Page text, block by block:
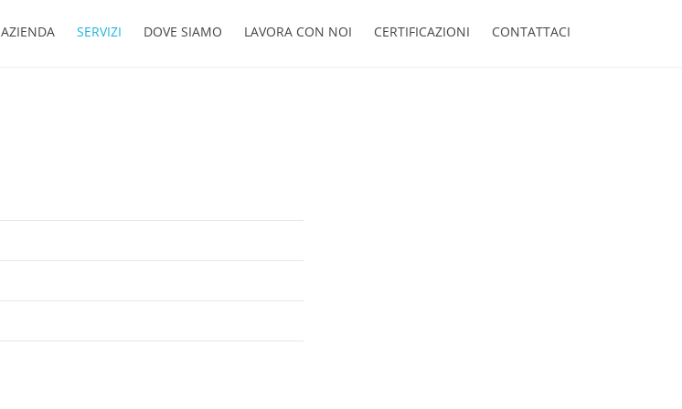
AZIENDA SERVIZI DOVE SIAMO LAVORA CON NOI CERTIFICAZIONI CONTATTACI